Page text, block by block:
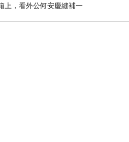
上，看外公何安慶縫補一